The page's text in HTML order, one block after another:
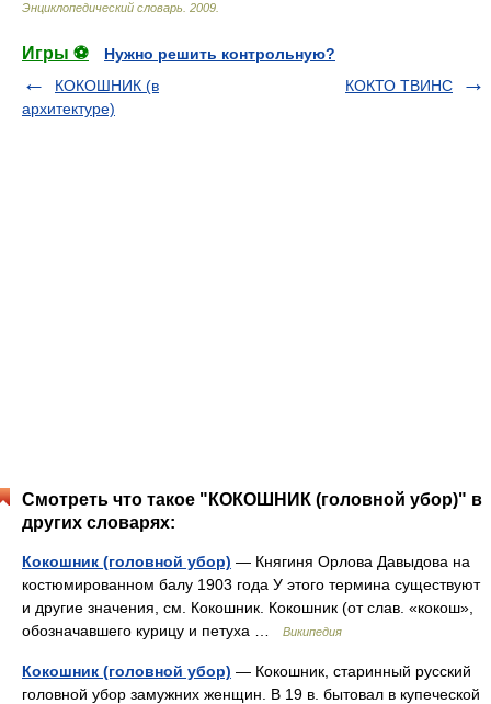
Энциклопедический словарь 2009
Игры ⚽
Нужно решить контрольную?
КОКОШНИК (в
архитектуре)
КОКТО ТВИНС
Смотреть что такое "КОКОШНИК (головной убор)" в
других словарях:
Кокошник (головной убор) — Княгиня Орлова Давыдова на
костюмированном балу 1903 года У этого термина существуют
и другие значения, см. Кокошник. Кокошник (от слав. «кокош»,
обозначавшего курицу и петуха …
Википедия
Кокошник (головной убор) — Кокошник, старинный русский
головной убор замужних женщин. В 19 в. бытовал в купеческой